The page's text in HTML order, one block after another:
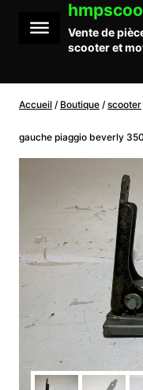
contenu
Vente de
scooter et
Accueil / Boutique / scooter
gauche piaggio beverly